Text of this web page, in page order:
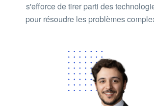
s'efforce de tirer parti des
pour résoudre les problèmes